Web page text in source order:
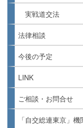
実戦道交法
法律相談
今後の予定
LINK
ご相談・お問合せ
「自交総連東京」機